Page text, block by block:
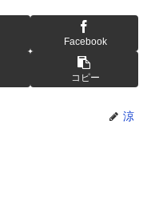
Facebook
コピー
涼